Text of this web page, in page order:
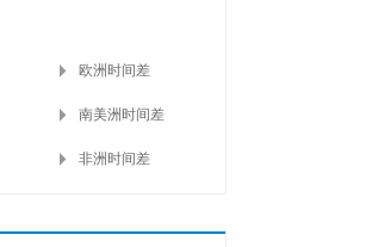
欧洲时间差
南美洲时间差
非洲时间差